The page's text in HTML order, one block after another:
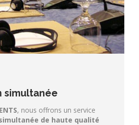
simultanée
, nous offrons un service
de haute qualité